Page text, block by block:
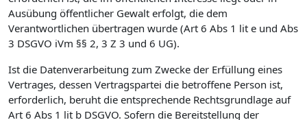
Ausübung öffentlicher Gewalt erfolgt, die dem
Verantwortlichen übertragen wurde (Art 6 Abs 1 lit e und Abs
3 DSGVO iVm §§ 2, 3 Z 3 und 6 UG).
Ist die Datenverarbeitung zum Zwecke der Erfüllung eines
Vertrages, dessen Vertragspartei die betroffene Person ist,
erforderlich, beruht die entsprechende Rechtsgrundlage auf
Art 6 Abs 1 lit b DSGVO. Sofern die Bereitstellung der